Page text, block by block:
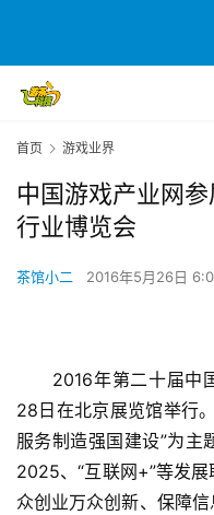
首页 游戏业界
中国游戏产业网
行业博览会
茶馆小二 2016年5月26日
2016年第二十届中
28日在北京展览馆举行
服务制造强国建设”为主
2025、“互联网+”等发
众创业万众创新、保障信